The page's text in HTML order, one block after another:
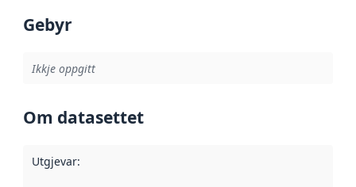
Gebyr
Ikkje oppgitt
Om datasettet
Utgjevar: